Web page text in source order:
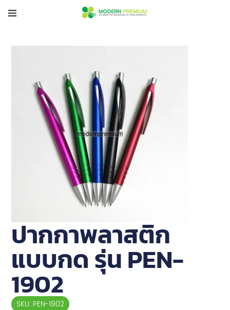
ปากกาพลาสติก
แบบกด รุ่น PEN-
1902
SKU: PEN-1902